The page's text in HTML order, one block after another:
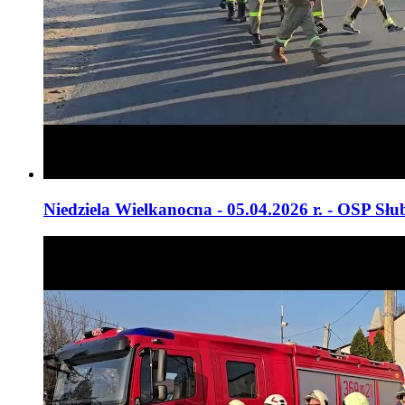
Niedziela Wielkanocna - 05.04.2026 r. - OSP